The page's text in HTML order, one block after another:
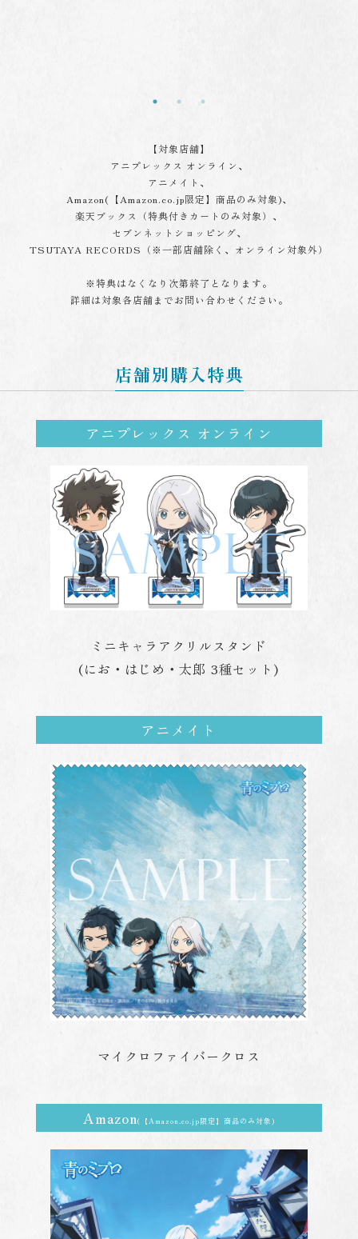
【対象店舗】
アニプレックス オンライン、
アニメイト、
Amazon(【Amazon.co.jp限定】商品のみ対象)、
楽天ブックス（特典付きカートのみ対象）、
セブンネットショッピング、
TSUTAYA RECORDS（※一部店舗除く、オンライン対象外）
※特典はなくなり次第終了となります。
詳細は対象各店舗までお問い合わせください。
店舗別購入特典
アニプレックス オンライン
ミニキャラアクリルスタンド
(にお・はじめ・太郎 3種セット)
アニメイト
マイクロファイバークロス
Amazon(【Amazon.co.jp限定】商品のみ対象)